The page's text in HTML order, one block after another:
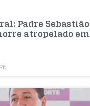
Padre Sebastião
atropelado em